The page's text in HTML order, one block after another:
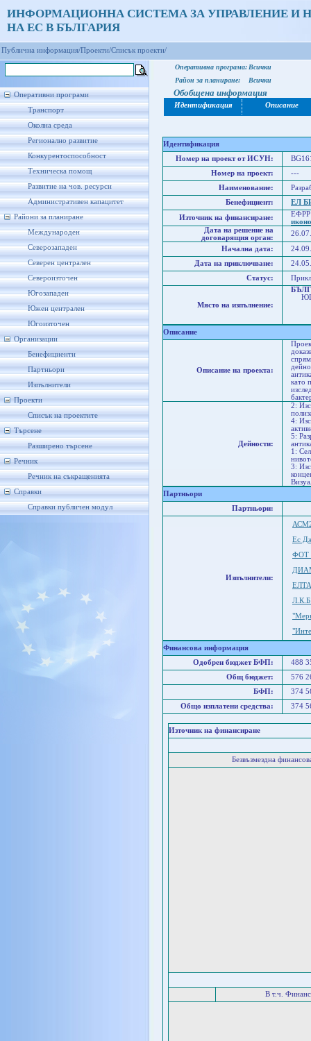
ИНФОРМАЦИОННА СИСТЕМА ЗА УПРАВЛЕНИЕ И
НА ЕС В БЪЛГАРИЯ
Публична информация/Проекти/Списък проекти/
Оперативни програми
Транспорт
Околна среда
Регионално развитие
Конкурентоспособност
Техническа помощ
Развитие на чов. ресурси
Административен капацитет
Райони за планиране
Международен
Северозападен
Северен централен
Североизточен
Югозападен
Южен централен
Югоизточен
Организации
Бенефициенти
Партньори
Изпълнители
Проекти
Списък на проектите
Търсене
Разширено търсене
Речник
Речник на съкращенията
Справки
Справки публичен модул
Оперативна програма: Всички
Район за планиране:
Всички
Обобщена информация
Идентификация Описание
Идентификация
Номер на проект от ИСУН:
Номер на проект:
---
Наименование:
Бенефициент:
ЕЛ
Източник на финансиране:
Дата на решение на
договарящия орган:
Начална дата:
Дата на приключване:
Статус:
Място на изпълнение:
Описание
Описание на проекта:
като
Дейности:
2:
4:
5:
1:
3:
Партньори
Партньори:
Изпълнители:
Ес
ФОТ
Л.К.Б
Финансова информация
Одобрен бюджет БФП:
488
Общ бюджет:
576
БФП:
374
Общо изплатени средства:
374
Източник на финансиране
Безвъзмездна
В т.ч.